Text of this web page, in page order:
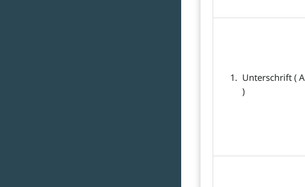
Unterschrift ( A
)